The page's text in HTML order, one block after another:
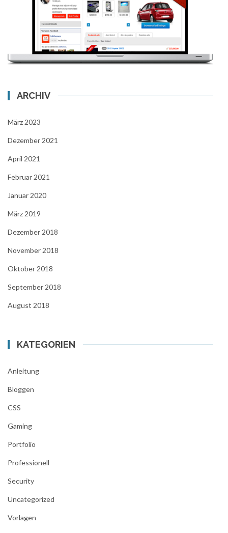
ARCHIV
März 2023
Dezember 2021
April 2021
Februar 2021
Januar 2020
März 2019
Dezember 2018
November 2018
Oktober 2018
September 2018
August 2018
KATEGORIEN
Anleitung
Bloggen
CSS
Gaming
Portfolio
Professionell
Security
Uncategorized
Vorlagen